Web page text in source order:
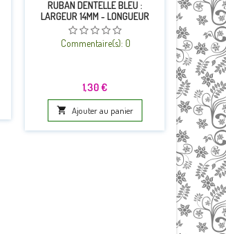
RUBAN DENTELLE BLEU :
LARGEUR 14MM - LONGUEUR
100CM (03)
Commentaire(s): 0
Prix
1,30 €
 Ajouter au panier 